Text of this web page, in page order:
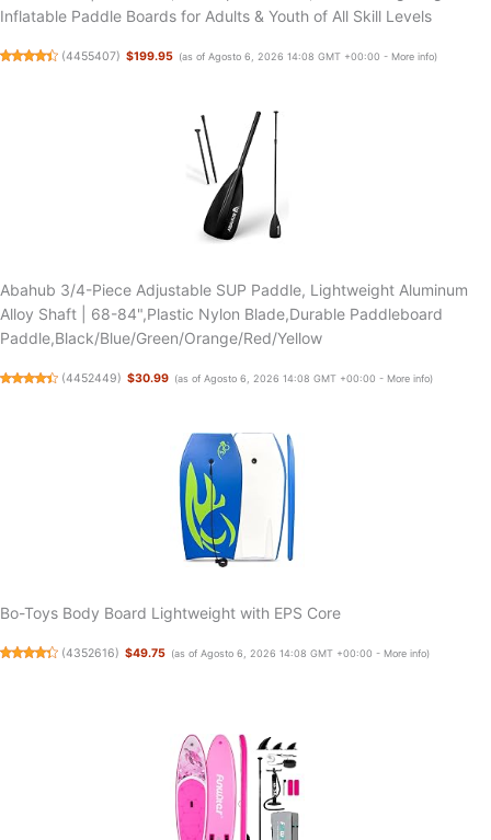
Inflatable Paddle Boards for Adults & Youth of All Skill Levels
(4455407) $199.95 (as of Agosto 6, 2026 14:08 GMT +00:00 - More info)
Abahub 3/4-Piece Adjustable SUP Paddle, Lightweight Aluminum
Alloy Shaft | 68-84",Plastic Nylon Blade,Durable Paddleboard
Paddle,Black/Blue/Green/Orange/Red/Yellow
(4452449) $30.99 (as of Agosto 6, 2026 14:08 GMT +00:00 - More info)
Bo-Toys Body Board Lightweight with EPS Core
(4352616) $49.75 (as of Agosto 6, 2026 14:08 GMT +00:00 - More info)